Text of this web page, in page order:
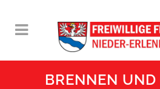
BRENNEN UND